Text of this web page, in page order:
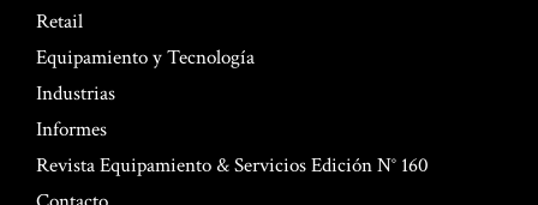
Retail
Equipamiento y Tecnología
Industrias
Informes
Revista Equipamiento & Servicios Edición N° 160